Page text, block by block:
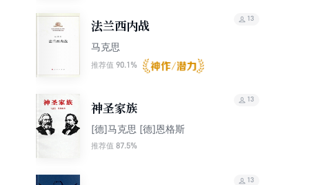
法兰西内战
马克思
推荐值 90.1%
13
神圣家族
[德]马克思 [德]恩格斯
推荐值 87.5%
13
13